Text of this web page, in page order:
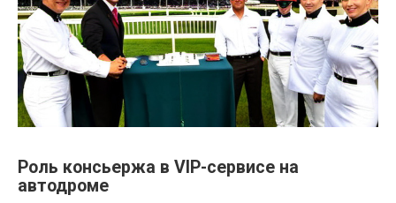
Роль консьержа в VIP-сервисе на
автодроме